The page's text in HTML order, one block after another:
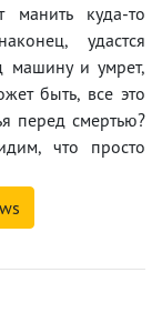
манить куда-то
удастся
машину и умрет,
быть, все это
перед смертью?
что просто